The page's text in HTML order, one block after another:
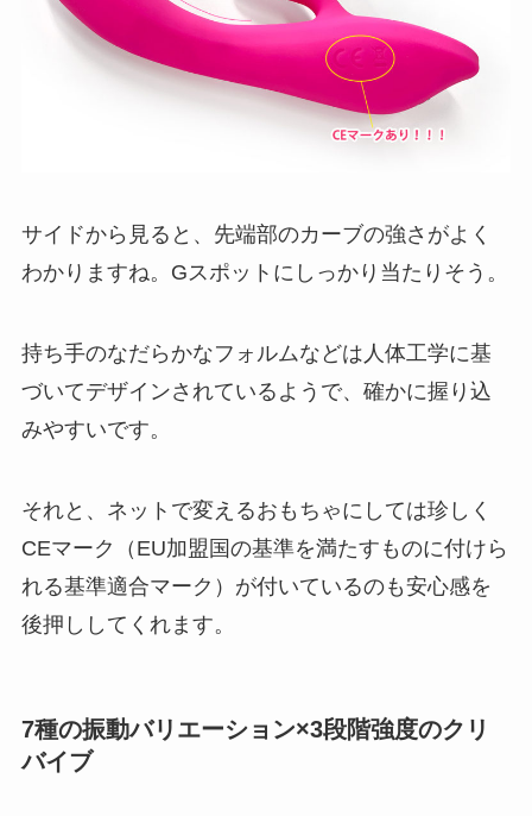
サイドから見ると、先端部のカーブの強さがよく
わかりますね。Gスポットにしっかり当たりそう。
持ち手のなだらかなフォルムなどは人体工学に基
づいてデザインされているようで、確かに握り込
みやすいです。
それと、ネットで変えるおもちゃにしては珍しく
CEマーク（EU加盟国の基準を満たすものに付けら
れる基準適合マーク）が付いているのも安心感を
後押ししてくれます。
7種の振動バリエーション×3段階強度のクリ
バイブ